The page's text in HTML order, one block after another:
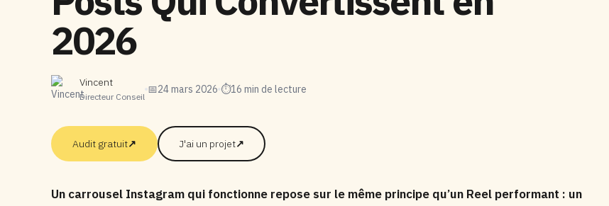
2026
Vincent
Directeur Conseil
📅24 mars 2026 ⏱16 min de lecture
Audit gratuit↗ J'ai un projet↗
Un carrousel Instagram qui fonctionne repose sur le même principe qu’un Reel performant : un